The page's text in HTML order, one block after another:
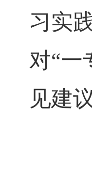
习实
对“一
见建议